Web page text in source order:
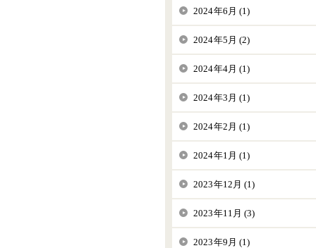
2024年6月 (1)
2024年5月 (2)
2024年4月 (1)
2024年3月 (1)
2024年2月 (1)
2024年1月 (1)
2023年12月 (1)
2023年11月 (3)
2023年9月 (1)